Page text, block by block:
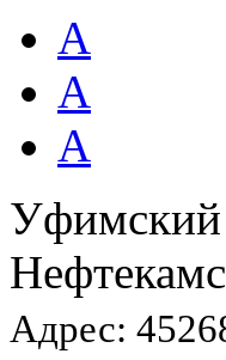
А
А
А
Уфимский
Адрес: